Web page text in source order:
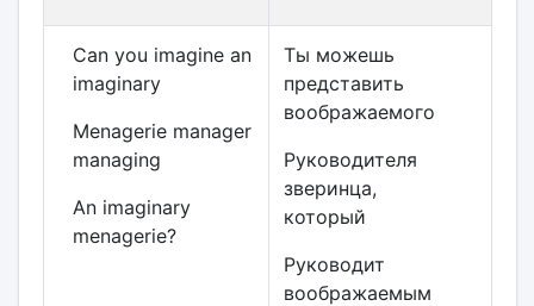
Can you imagine an
imaginary
Menagerie manager
managing
An imaginary
menagerie?
Ты можешь
представить
воображаемого
Руководителя
зверинца,
который
Руководит
воображаемым